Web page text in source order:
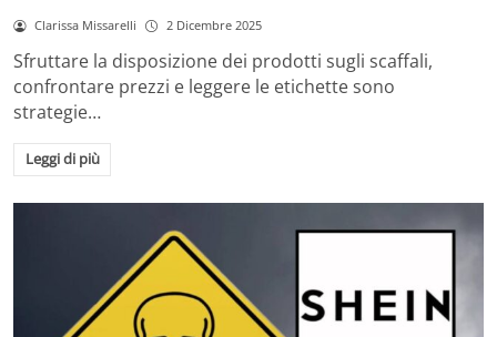
Clarissa Missarelli 2 Dicembre 2025
Sfruttare la disposizione dei prodotti sugli scaffali,
confrontare prezzi e leggere le etichette sono
strategie…
Leggi di più